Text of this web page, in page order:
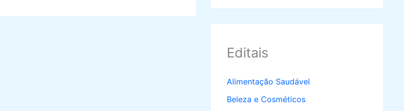
Editais
Alimentação Saudável
Beleza e Cosméticos